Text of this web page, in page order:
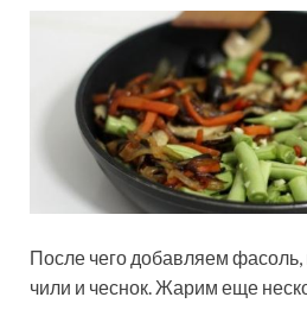
После чего добавляем
чили и чеснок. Жарим еще